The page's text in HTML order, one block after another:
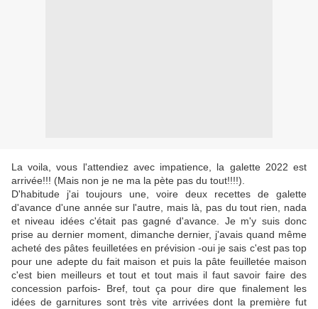
La voila, vous l'attendiez avec impatience, la galette 2022 est
arrivée!!! (Mais non je ne ma la pète pas du tout!!!!).
D'habitude j'ai toujours une, voire deux recettes de galette
d'avance d'une année sur l'autre, mais là, pas du tout rien, nada
et niveau idées c'était pas gagné d'avance. Je m'y suis donc
prise au dernier moment, dimanche dernier, j'avais quand même
acheté des pâtes feuilletées en prévision -oui je sais c'est pas top
pour une adepte du fait maison et puis la pâte feuilletée maison
c'est bien meilleurs et tout et tout mais il faut savoir faire des
concession parfois- Bref, tout ça pour dire que finalement les
idées de garnitures sont très vite arrivées dont la première fut